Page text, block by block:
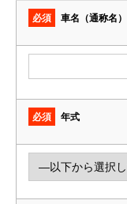
必須 車名（通称名）
必須 年式